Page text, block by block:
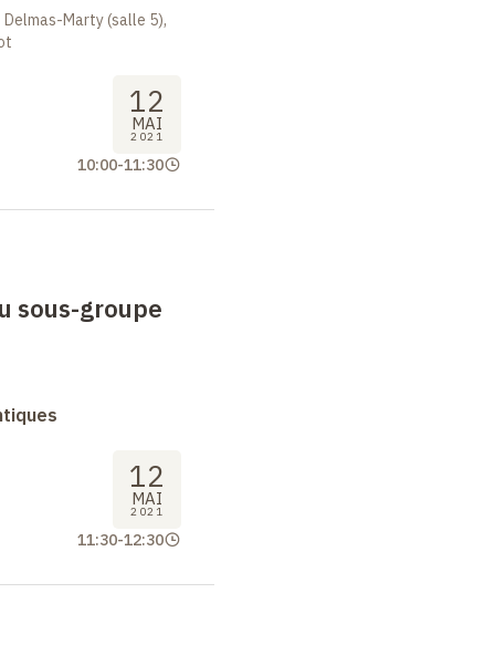
Marty (salle 5),
12
MAI
2021
10:00-11:30
sous-groupe
12
MAI
2021
11:30-12:30